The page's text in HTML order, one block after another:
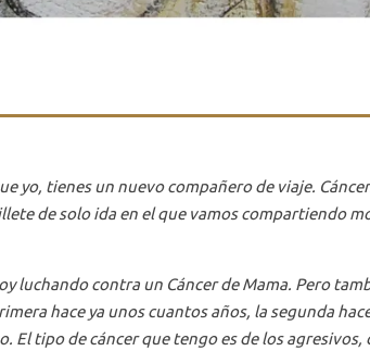
tienes un nuevo compañero de viaje.
de solo ida en el que vamos compartiendo
contra un Cáncer de Mama. Pero
hace ya unos cuantos años, la segunda
El tipo de cáncer que tengo es de los